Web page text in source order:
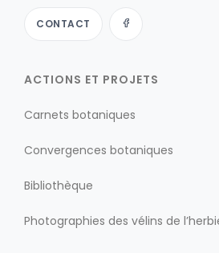
CONTACT
ACTIONS ET PROJETS
Carnets botaniques
Convergences botaniques
Bibliothèque
Photographies des vélins de